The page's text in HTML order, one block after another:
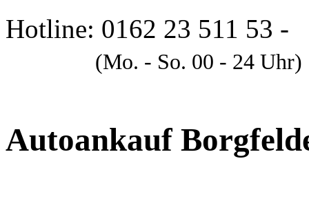
Hotline: 0162 23 511 53 -
(Mo. - So. 00 - 24 Uhr)
Autoankauf